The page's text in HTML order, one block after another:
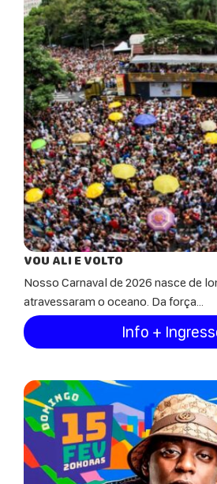
VOU ALI E VOLTO
Nosso Carnaval de 2026 nasce de
atravessaram o oceano. Da força...
Info +